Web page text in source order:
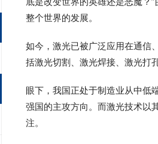
整个世界的发展。
如今，激光已被广泛应用在通信
括激光切割、激光焊接、激光打孔
眼下，我国正处于制造业从中低
强国的主攻方向。而激光技术以
注。